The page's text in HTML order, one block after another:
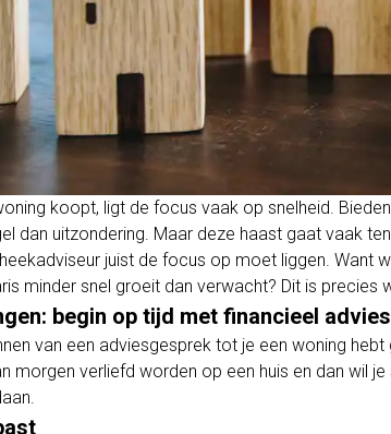
koopt, ligt de focus vaak op snelheid.
dan uitzondering. Maar deze haast gaat vaak
juist de focus op moet liggen. Want
minder snel groeit dan verwacht? Dit is
begin op tijd met financieel advies
van een adviesgesprek tot je een woning
morgen verliefd worden op een huis en dan wil